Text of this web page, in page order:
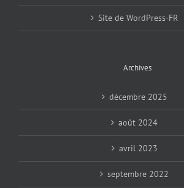
Site de WordPress-FR
Archives
décembre 2025
août 2024
avril 2023
septembre 2022